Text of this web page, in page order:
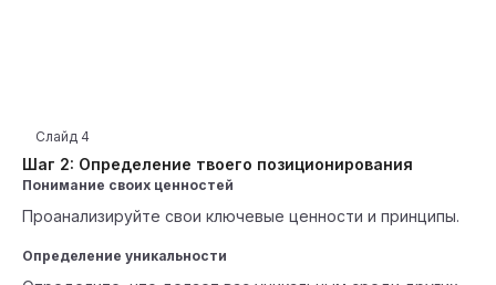
Шаг 2: Определение твоего позиционирования
Слайд 4
Понимание своих ценностей
Проанализируйте свои ключевые ценности и принципы.
Определение уникальности